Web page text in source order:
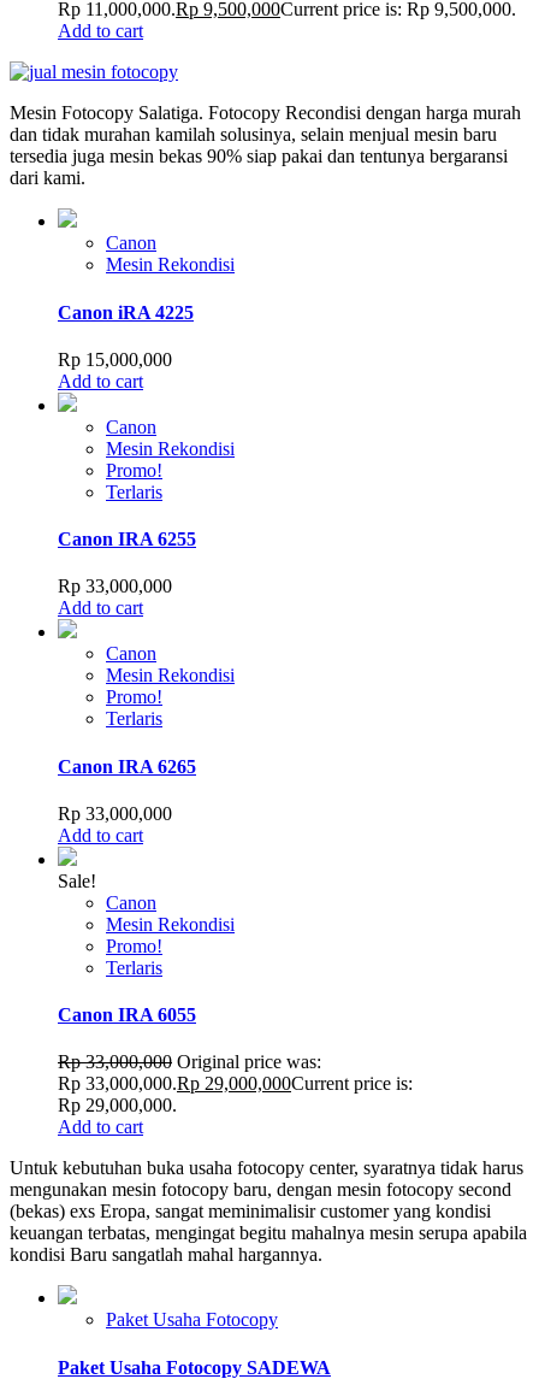
Rp 11,000,000.Rp 9,500,000Current price is: Rp 9,500,000.
Add to cart
Mesin Fotocopy Salatiga. Fotocopy Recondisi dengan harga murah
dan tidak murahan kamilah solusinya, selain menjual mesin baru
tersedia juga mesin bekas 90% siap pakai dan tentunya bergaransi
dari kami.
Canon
Mesin Rekondisi
Canon iRA 4225
Rp 15,000,000
Add to cart
Canon
Mesin Rekondisi
Promo!
Terlaris
Canon IRA 6255
Rp 33,000,000
Add to cart
Canon
Mesin Rekondisi
Promo!
Terlaris
Canon IRA 6265
Rp 33,000,000
Add to cart
Sale!
Canon
Mesin Rekondisi
Promo!
Terlaris
Canon IRA 6055
Rp33,000,000 Original price was:
Rp 33,000,000.Rp 29,000,000Current price is:
Rp 29,000,000.
Add to cart
Untuk kebutuhan buka usaha fotocopy center, syaratnya tidak harus
mengunakan mesin fotocopy baru, dengan mesin fotocopy second
(bekas) exs Eropa, sangat meminimalisir customer yang kondisi
keuangan terbatas, mengingat begitu mahalnya mesin serupa apabila
kondisi Baru sangatlah mahal hargannya.
Paket Usaha Fotocopy
Paket Usaha Fotocopy SADEWA